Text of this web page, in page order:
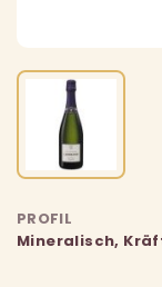
PROFIL
Mineralisch,